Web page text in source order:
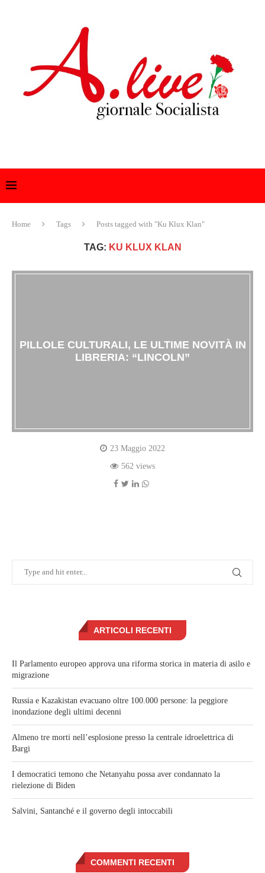
Home Tags Posts tagged with "Ku Klux Klan"
TAG: KU KLUX KLAN
PILLOLE CULTURALI, LE ULTIME NOVITÀ IN
LIBRERIA: “LINCOLN”
23 Maggio 2022
562 views
ARTICOLI RECENTI
Il Parlamento europeo approva una riforma storica in materia di asilo e
migrazione
Russia e Kazakistan evacuano oltre 100.000 persone: la peggiore
inondazione degli ultimi decenni
Almeno tre morti nell’esplosione presso la centrale idroelettrica di
Bargi
I democratici temono che Netanyahu possa aver condannato la
rielezione di Biden
Salvini, Santanché e il governo degli intoccabili
COMMENTI RECENTI